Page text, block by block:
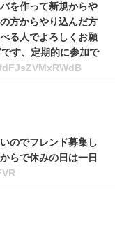
を作って新規からや
方からやり込んだ方
る人でよろしくお願
す、定期的に参加で
のでフレンド募集し
らで休みの日は一日